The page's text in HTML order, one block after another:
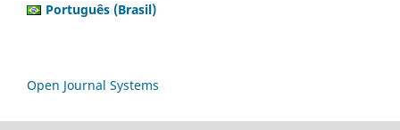
Português (Brasil)
Open Journal Systems